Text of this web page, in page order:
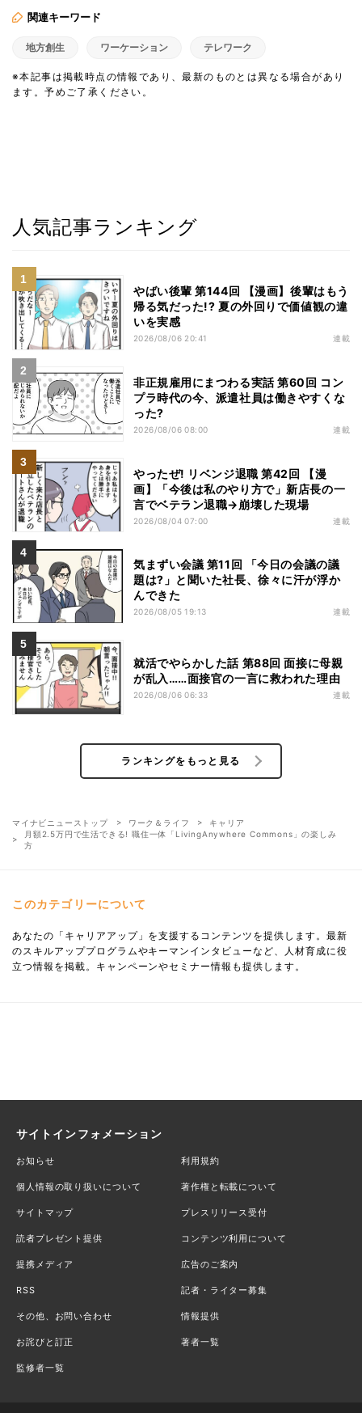
関連キーワード
地方創生 ワーケーション テレワーク
※本記事は掲載時点の情報であり、最新のものとは異なる場合があり
ます。予めご了承ください。
人気記事ランキング
やばい後輩 第144回 【漫画】後輩はもう
帰る気だった!? 夏の外回りで価値観の違
いを実感
2026/08/06 20:41 連載
非正規雇用にまつわる実話 第60回 コン
プラ時代の今、派遣社員は働きやすくな
った?
2026/08/06 08:00 連載
やったぜ! リベンジ退職 第42回 【漫
画】「今後は私のやり方で」新店長の一
言でベテラン退職→崩壊した現場
2026/08/04 07:00 連載
気まずい会議 第11回 「今日の会議の議
題は?」と聞いた社長、徐々に汗が浮か
んできた
2026/08/05 19:13 連載
就活でやらかした話 第88回 面接に母親
が乱入……面接官の一言に救われた理由
2026/08/06 06:33 連載
ランキングをもっと見る
マイナビニューストップ ワーク＆ライフ
キャリア
月額2.5万円で生活できる! 職住一体「LivingAnywhere Commons」の楽しみ
方
このカテゴリーについて
あなたの「キャリアアップ」を支援するコンテンツを提供します。最新
のスキルアッププログラムやキーマンインタビューなど、人材育成に役
立つ情報を掲載。キャンペーンやセミナー情報も提供します。
サイトインフォメーション
お知らせ 利用規約
個人情報の取り扱いについて 著作権と転載について
サイトマップ プレスリリース受付
読者プレゼント提供 コンテンツ利用について
提携メディア 広告のご案内
RSS 記者・ライター募集
その他、お問い合わせ 情報提供
お詫びと訂正 著者一覧
監修者一覧